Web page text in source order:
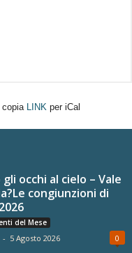
copia LINK per iCal
occhi al cielo – Vale
congiunzioni di
del Mese
- 5 Agosto 2026 0